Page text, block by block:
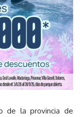
de la provincia de